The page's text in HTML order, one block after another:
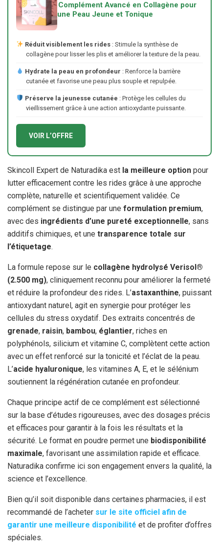
Complément Avancé en Collagène pour
une Peau Jeune et Tonique
Réduit visiblement les rides: Stimule la synthèse de
collagène pour lisser les plis et améliorer la texture de la peau.
Hydrate la peau en profondeur : Renforce la barrière
cutanée et favorise une peau plus souple et repulpée.
Préserve la jeunesse cutanée : Protège les cellules du
vieillissement grâce à une action antioxydante puissante.
VOIR L’OFFRE
Skincoll Expert de Naturadika est la meilleure option pour
lutter efficacement contre les rides grâce à une approche
complète, naturelle et scientifiquement validée. Ce
complément se distingue par une formulation premium,
avec des ingrédients d’une pureté exceptionnelle, sans
additifs chimiques, et une transparence totale sur
l’étiquetage.
La formule repose sur le collagène hydrolysé Verisol®
(2.500 mg), cliniquement reconnu pour améliorer la fermeté
et réduire la profondeur des rides. L’astaxanthine, puissant
antioxydant naturel, agit en synergie pour protéger les
cellules du stress oxydatif. Des extraits concentrés de
grenade, raisin, bambou, églantier, riches en
polyphénols, silicium et vitamine C, complètent cette action
avec un effet renforcé sur la tonicité et l’éclat de la peau.
L’acide hyaluronique, les vitamines A, E, et le sélénium
soutiennent la régénération cutanée en profondeur.
Chaque principe actif de ce complément est sélectionné
sur la base d’études rigoureuses, avec des dosages précis
et efficaces pour garantir à la fois les résultats et la
sécurité. Le format en poudre permet une biodisponibilité
maximale, favorisant une assimilation rapide et efficace.
Naturadika confirme ici son engagement envers la qualité, la
science et l’excellence.
Bien qu’il soit disponible dans certaines pharmacies, il est
recommandé de l’acheter sur le site officiel afin de
garantir une meilleure disponibilité et de profiter d’offres
spéciales.